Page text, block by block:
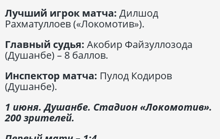
Лучший игрок матча: Дилшод
Рахматуллоев («Локомотив»).
Главный судья: Акобир Файзуллозода
(Душанбе) – 8 баллов.
Инспектор матча: Пулод Кодиров
(Душанбе).
1 июня. Душанбе. Стадион «Локомотив».
200 зрителей.